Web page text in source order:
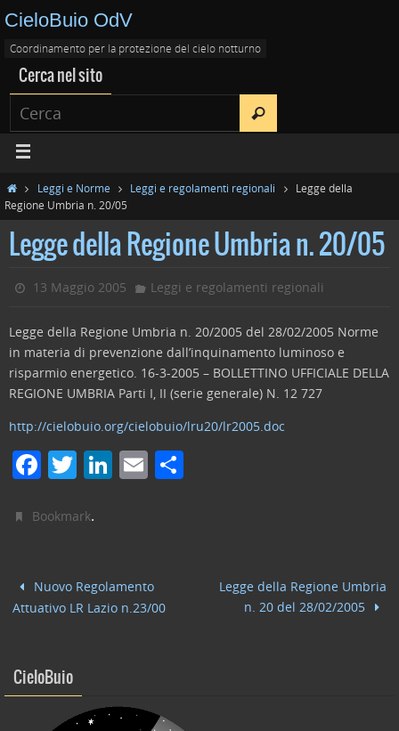
CieloBuio OdV
Coordinamento per la protezione del cielo notturno
Cerca nel sito
Leggi e Norme Leggi e regolamenti regionali
Legge della
Regione Umbria n. 20/05
Legge della Regione Umbria n. 20/05
13 Maggio 2005 Leggi e regolamenti regionali
Legge della Regione Umbria n. 20/2005 del 28/02/2005 Norme
in materia di prevenzione dall’inquinamento luminoso e
risparmio energetico. 16-3-2005 – BOLLETTINO UFFICIALE DELLA
REGIONE UMBRIA Parti I, II (serie generale) N. 12 727
http://cielobuio.org/cielobuio/lru20/lr2005.doc
F
c
b
o
k
T
itt
Li
dI
n
E
Bookmark.
Nuovo Regolamento
Attuativo LR Lazio n.23/00
Legge della Regione Umbria
n. 20 del 28/02/2005
CieloBuio